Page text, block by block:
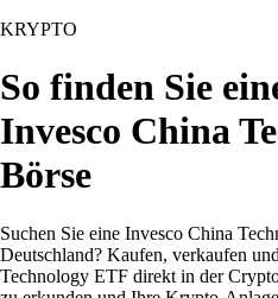
KRYPTO
So finden Sie
Invesco China
Börse
Suchen Sie eine Invesco China
Deutschland? Kaufen, verkaufen
Technology ETF direkt in der